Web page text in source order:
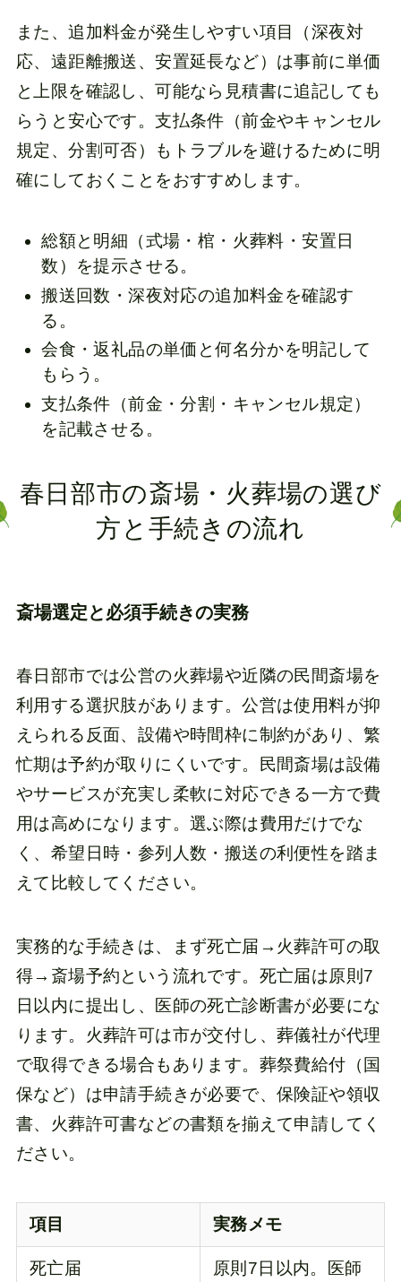
また、追加料金が発生しやすい項目（深夜対
応、遠距離搬送、安置延長など）は事前に単価
と上限を確認し、可能なら見積書に追記しても
らうと安心です。支払条件（前金やキャンセル
規定、分割可否）もトラブルを避けるために明
確にしておくことをおすすめします。
総額と明細（式場・棺・火葬料・安置日
数）を提示させる。
搬送回数・深夜対応の追加料金を確認す
る。
会食・返礼品の単価と何名分かを明記して
もらう。
支払条件（前金・分割・キャンセル規定）
を記載させる。
春日部市の斎場・火葬場の選び
方と手続きの流れ
斎場選定と必須手続きの実務
春日部市では公営の火葬場や近隣の民間斎場を
利用する選択肢があります。公営は使用料が抑
えられる反面、設備や時間枠に制約があり、繁
忙期は予約が取りにくいです。民間斎場は設備
やサービスが充実し柔軟に対応できる一方で費
用は高めになります。選ぶ際は費用だけでな
く、希望日時・参列人数・搬送の利便性を踏ま
えて比較してください。
実務的な手続きは、まず死亡届→火葬許可の取
得→斎場予約という流れです。死亡届は原則7
日以内に提出し、医師の死亡診断書が必要にな
ります。火葬許可は市が交付し、葬儀社が代理
で取得できる場合もあります。葬祭費給付（国
保など）は申請手続きが必要で、保険証や領収
書、火葬許可書などの書類を揃えて申請してく
ださい。
項目 実務メモ
死亡届
原則7日以内。医師